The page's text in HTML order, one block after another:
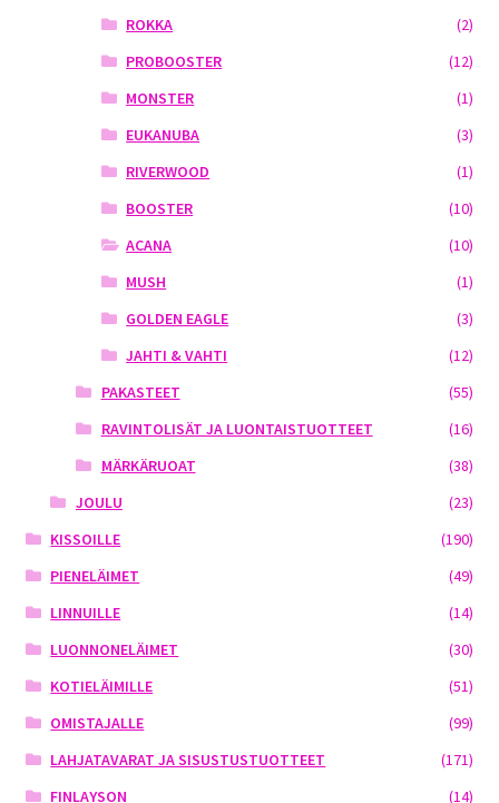
ROKKA
(2)
PROBOOSTER
(12)
MONSTER
(1)
EUKANUBA
(3)
RIVERWOOD
(1)
BOOSTER
(10)
ACANA
(10)
MUSH
(1)
GOLDEN EAGLE
(3)
JAHTI & VAHTI
(12)
PAKASTEET
(55)
RAVINTOLISÄT JA LUONTAISTUOTTEET
(16)
MÄRKÄRUOAT
(38)
JOULU
(23)
KISSOILLE
(190)
PIENELÄIMET
(49)
LINNUILLE
(14)
LUONNONELÄIMET
(30)
KOTIELÄIMILLE
(51)
OMISTAJALLE
(99)
LAHJATAVARAT JA SISUSTUSTUOTTEET
(171)
FINLAYSON
(14)